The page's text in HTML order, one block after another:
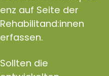
enz auf Seite der
Rehabilitand:innen
erfassen.
Sollten die